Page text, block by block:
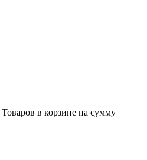
Товаров в корзине на сумму